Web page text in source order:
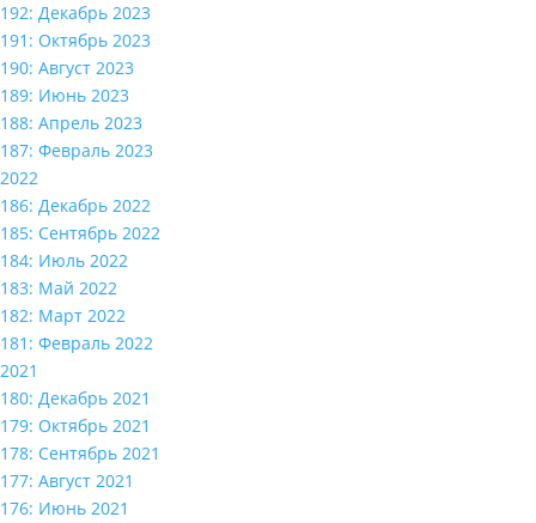
192: Декабрь 2023
191: Октябрь 2023
190: Август 2023
189: Июнь 2023
188: Апрель 2023
187: Февраль 2023
2022
186: Декабрь 2022
185: Сентябрь 2022
184: Июль 2022
183: Май 2022
182: Март 2022
181: Февраль 2022
2021
180: Декабрь 2021
179: Октябрь 2021
178: Сентябрь 2021
177: Август 2021
176: Июнь 2021